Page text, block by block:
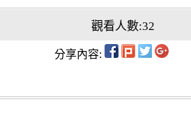
觀看人數:32
分享內容: